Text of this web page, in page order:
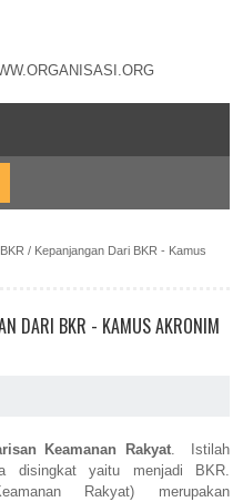
/ Kepanjangan Dari BKR - Kamus
DARI BKR - KAMUS AKRONIM
Keamanan Rakyat. Istilah
disingkat yaitu menjadi BKR.
Rakyat) merupakan